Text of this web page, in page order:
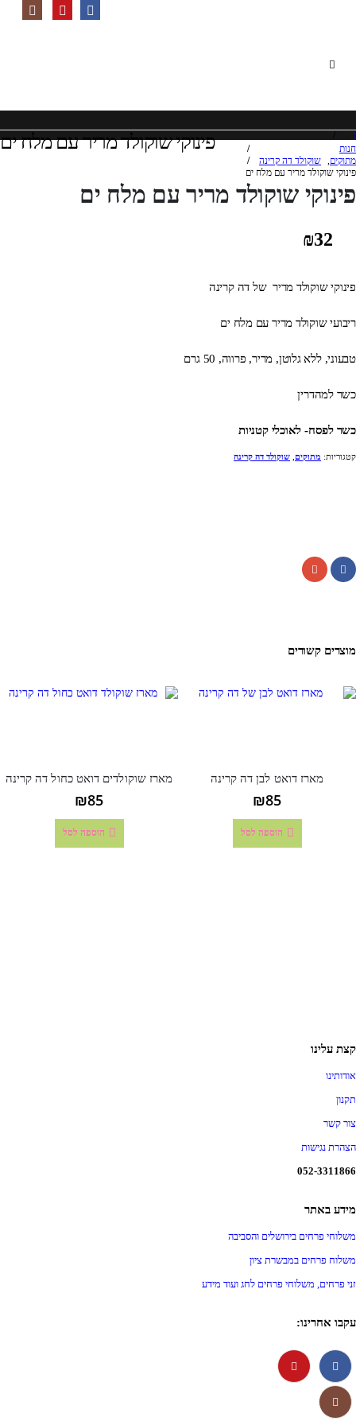
פינוקי שוקולד מריר עם מלח ים
חנות
מתוקים, שוקולד דה קרינה
פינוקי שוקולד מריר עם מלח ים
פינוקי שוקולד מריר עם מלח ים
₪32
פינוקי שוקולד מריר של דה קרינה
ריבועי שוקולד מריר עם מלח ים
טבעוני, ללא גלוטן, מריר, פרווה, 50 גרם
כשר למהדרין
כשר לפסח- לאוכלי קטניות
קטגוריות: מתוקים שוקולד דה קרינה
מוצרים קשורים
מארז דואט לבן דה קרינה
₪85
הוספה לסל
מארז שוקולדים דואט כחול דה קרינה
₪85
הוספה לסל
קצת עלינו
אודותינו
תקנון
צור קשר
הצהרת נגישות
052-3311866
מידע באתר
משלוחי פרחים בירושלים והסביבה
משלוח פרחים במבשרת ציון
זני פרחים, משלוחי פרחים לחג ועוד מידע
עקבו אחרינו: